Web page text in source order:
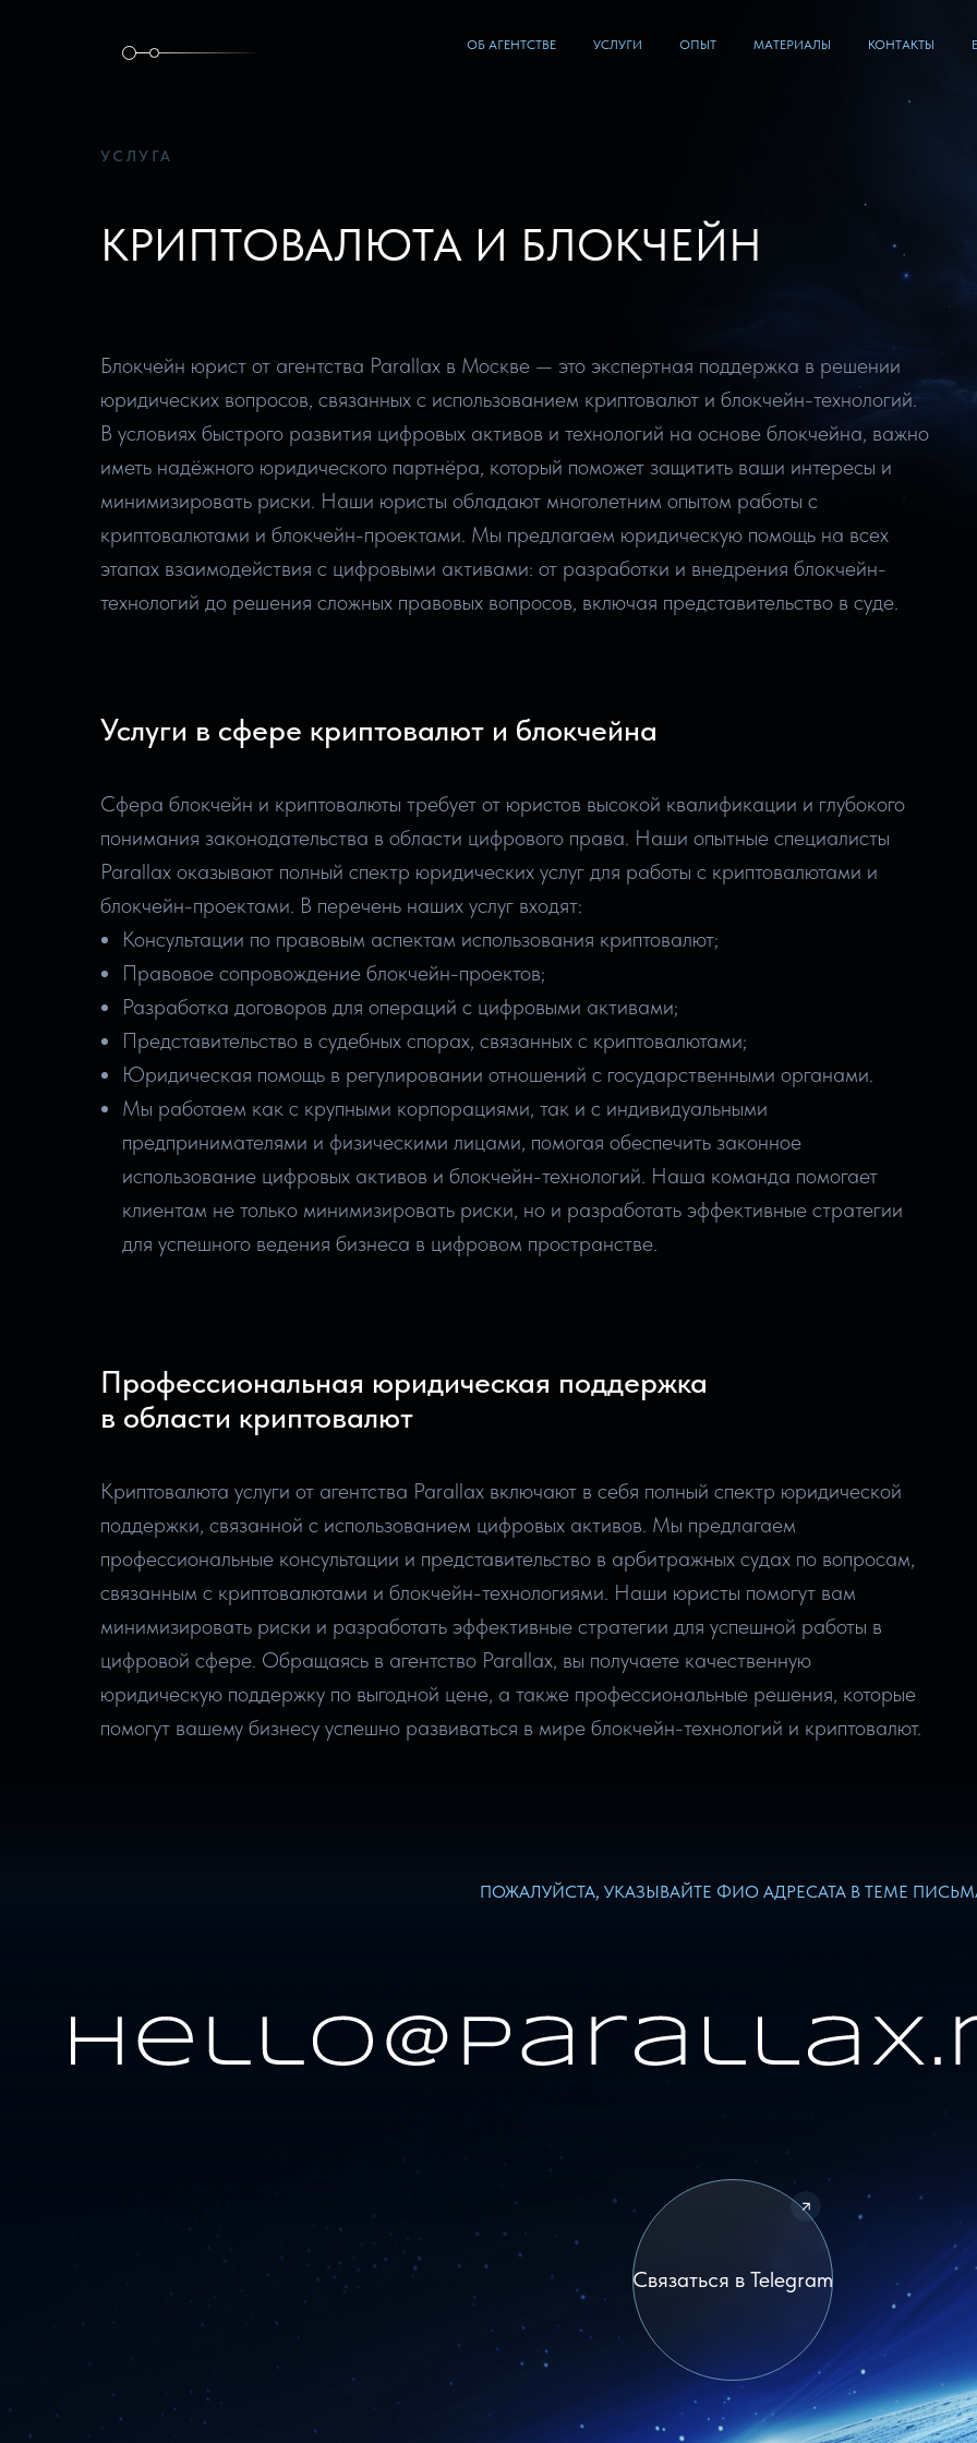
ОБ АГЕНТСТВЕ УСЛУГИ ОПЫТ МАТЕРИАЛЫ КОНТАКТЫ
УСЛУГА
КРИПТОВАЛЮТА И БЛОКЧЕЙН
Блокчейн юрист от агентства Parallax в Москве — это экспертная поддержка в решении
юридических вопросов, связанных с использованием криптовалют и блокчейн-технологий.
В условиях быстрого развития цифровых активов и технологий на основе блокчейна, важно
иметь надёжного юридического партнёра, который поможет защитить ваши интересы и
минимизировать риски. Наши юристы обладают многолетним опытом работы с
криптовалютами и блокчейн-проектами. Мы предлагаем юридическую помощь на всех
этапах взаимодействия с цифровыми активами: от разработки и внедрения блокчейн-
технологий до решения сложных правовых вопросов, включая представительство в суде.
Услуги в сфере криптовалют и блокчейна
Сфера блокчейн и криптовалюты требует от юристов высокой квалификации и глубокого
понимания законодательства в области цифрового права. Наши опытные специалисты
Parallax оказывают полный спектр юридических услуг для работы с криптовалютами и
блокчейн-проектами. В перечень наших услуг входят:
Консультации по правовым аспектам использования криптовалют;
Правовое сопровождение блокчейн-проектов;
Разработка договоров для операций с цифровыми активами;
Представительство в судебных спорах, связанных с криптовалютами;
Юридическая помощь в регулировании отношений с государственными органами.
Мы работаем как с крупными корпорациями, так и с индивидуальными
предпринимателями и физическими лицами, помогая обеспечить законное
использование цифровых активов и блокчейн-технологий. Наша команда помогает
клиентам не только минимизировать риски, но и разработать эффективные стратегии
для успешного ведения бизнеса в цифровом пространстве.
Профессиональная юридическая поддержка
в области криптовалют
Криптовалюта услуги от агентства Parallax включают в себя полный спектр юридической
поддержки, связанной с использованием цифровых активов. Мы предлагаем
профессиональные консультации и представительство в арбитражных судах по вопросам,
связанным с криптовалютами и блокчейн-технологиями. Наши юристы помогут вам
минимизировать риски и разработать эффективные стратегии для успешной работы в
цифровой сфере. Обращаясь в агентство Parallax, вы получаете качественную
юридическую поддержку по выгодной цене, а также профессиональные решения, которые
помогут вашему бизнесу успешно развиваться в мире блокчейн-технологий и криптовалют.
ПОЖАЛУЙСТА, УКАЗЫВАЙТЕ ФИО АДРЕСАТА В ТЕМЕ
Связаться в Telegram
Судебные юристы Цифровое право